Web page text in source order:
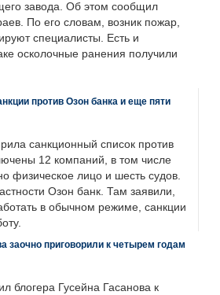
завода. Об этом сообщил
По его словам, возник пожар,
специалисты. Есть и
осколочные ранения получили
против Озон банка и еще пяти
санкционный список против
12 компаний, в том числе
физическое лицо и шесть судов.
Озон банк. Там заявили,
в обычном режиме, санкции
заочно приговорили к четырем годам
блогера Гусейна Гасанова к